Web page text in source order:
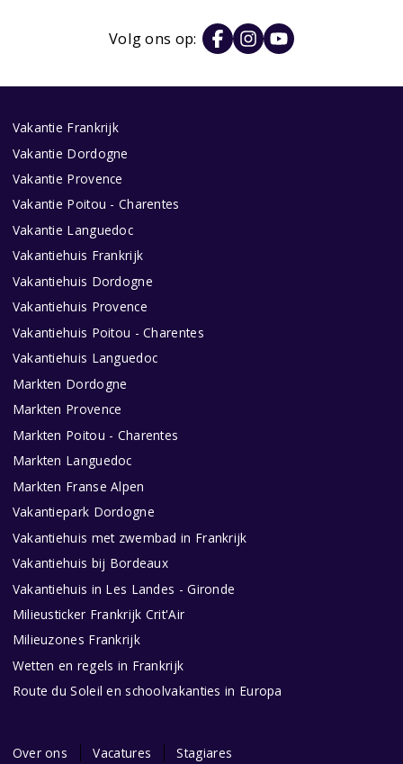
Volg ons op:
Vakantie Frankrijk
Vakantie Dordogne
Vakantie Provence
Vakantie Poitou - Charentes
Vakantie Languedoc
Vakantiehuis Frankrijk
Vakantiehuis Dordogne
Vakantiehuis Provence
Vakantiehuis Poitou - Charentes
Vakantiehuis Languedoc
Markten Dordogne
Markten Provence
Markten Poitou - Charentes
Markten Languedoc
Markten Franse Alpen
Vakantiepark Dordogne
Vakantiehuis met zwembad in Frankrijk
Vakantiehuis bij Bordeaux
Vakantiehuis in Les Landes - Gironde
Milieusticker Frankrijk Crit'Air
Milieuzones Frankrijk
Wetten en regels in Frankrijk
Route du Soleil en schoolvakanties in Europa
Over ons Vacatures Stagiares